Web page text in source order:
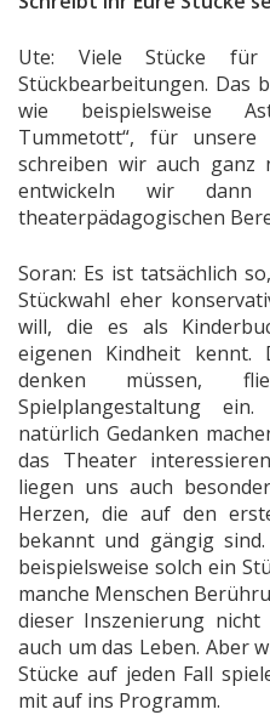
Ute: Viele Stücke für
Stückbearbeitungen. Das
wie beispielsweise
Tummetott“, für unsere
schreiben wir auch ganz
entwickeln wir
theaterpädagogischen
Soran: Es ist tatsächlich
Stückwahl eher
will, die es als
eigenen Kindheit kennt.
denken müssen,
Spielplangestaltung
natürlich Gedanken
das Theater
liegen uns auch
Herzen, die auf den
bekannt und gängig
beispielsweise solch ein
manche Menschen
dieser Inszenierung
auch um das Leben. Aber
Stücke auf jeden Fall
mit auf ins Programm.